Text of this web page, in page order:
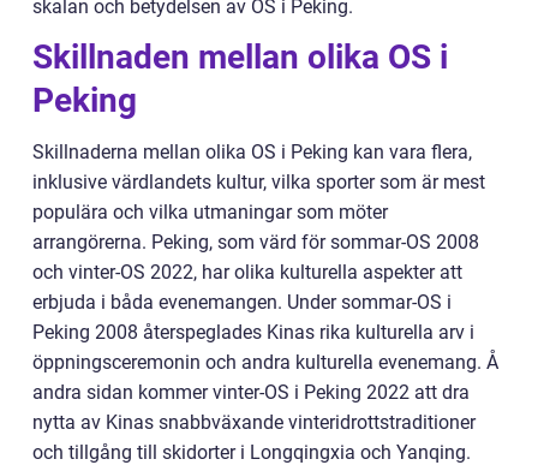
skalan och betydelsen av OS i Peking.
Skillnaden mellan olika OS i
Peking
Skillnaderna mellan olika OS i Peking kan vara flera,
inklusive värdlandets kultur, vilka sporter som är mest
populära och vilka utmaningar som möter
arrangörerna. Peking, som värd för sommar-OS 2008
och vinter-OS 2022, har olika kulturella aspekter att
erbjuda i båda evenemangen. Under sommar-OS i
Peking 2008 återspeglades Kinas rika kulturella arv i
öppningsceremonin och andra kulturella evenemang. Å
andra sidan kommer vinter-OS i Peking 2022 att dra
nytta av Kinas snabbväxande vinteridrottstraditioner
och tillgång till skidorter i Longqingxia och Yanqing.